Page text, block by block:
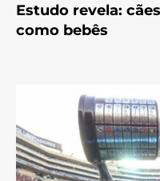
Estudo revela:
como bebês